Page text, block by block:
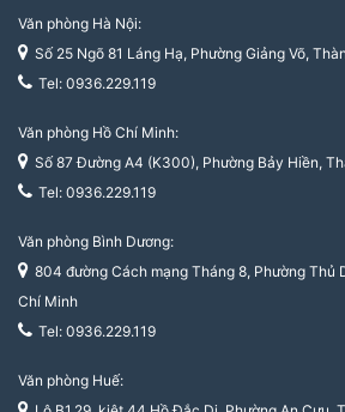
Văn phòng Hà Nội:
Số 25 Ngõ 81 Láng Hạ, Phường Giảng Võ,
Tel: 0936.229.119
Văn phòng Hồ Chí Minh:
Số 87 Đường A4 (K300), Phường Bảy Hiền,
Tel: 0936.229.119
Văn phòng Bình Dương:
804 đường Cách mạng Tháng 8, Phường Thủ
Chí Minh
Tel: 0936.229.119
Văn phòng Huế: